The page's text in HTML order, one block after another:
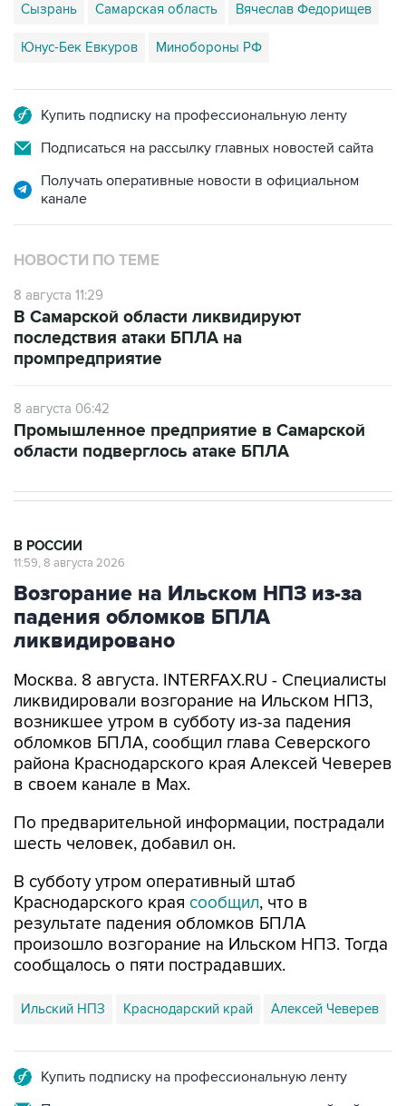
Сызрань Самарская область Вячеслав Федорищев
Юнус-Бек Евкуров Минобороны РФ
Купить подписку на профессиональную ленту
Подписаться на рассылку главных новостей сайта
Получать оперативные новости в официальном
канале
НОВОСТИ ПО ТЕМЕ
8 августа 11:29
В Самарской области ликвидируют
последствия атаки БПЛА на
промпредприятие
8 августа 06:42
Промышленное предприятие в Самарской
области подверглось атаке БПЛА
В РОССИИ
11:59, 8 августа 2026
Возгорание на Ильском НПЗ из-за
падения обломков БПЛА
ликвидировано
Москва. 8 августа. INTERFAX.RU - Специалисты
ликвидировали возгорание на Ильском НПЗ,
возникшее утром в субботу из-за падения
обломков БПЛА, сообщил глава Северского
района Краснодарского края Алексей Чеверев
в своем канале в Max.
По предварительной информации, пострадали
шесть человек, добавил он.
В субботу утром оперативный штаб
Краснодарского края сообщил, что в
результате падения обломков БПЛА
произошло возгорание на Ильском НПЗ. Тогда
сообщалось о пяти пострадавших.
Ильский НПЗ Краснодарский край Алексей Чеверев
Купить подписку на профессиональную ленту